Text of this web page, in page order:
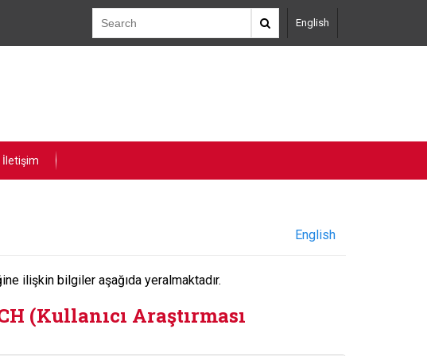
English
İletişim
English
ilişkin bilgiler aşağıda yeralmaktadır.
(Kullanıcı Araştırması